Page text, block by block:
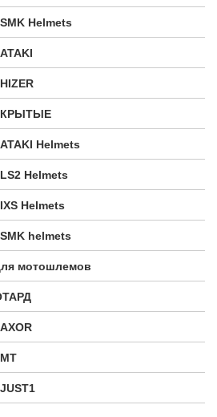
Helmets
Helmets
Helmets
Helmets
helmets
мотошлемов